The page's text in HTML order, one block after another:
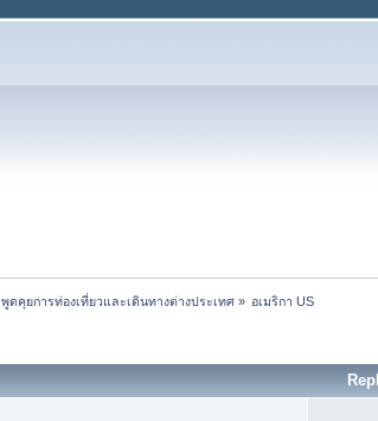
พูดคุยการท่องเที่ยวและเดินทางต่างประเทศ » อเมริกา US